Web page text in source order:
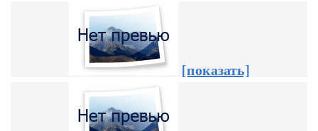
[показать]